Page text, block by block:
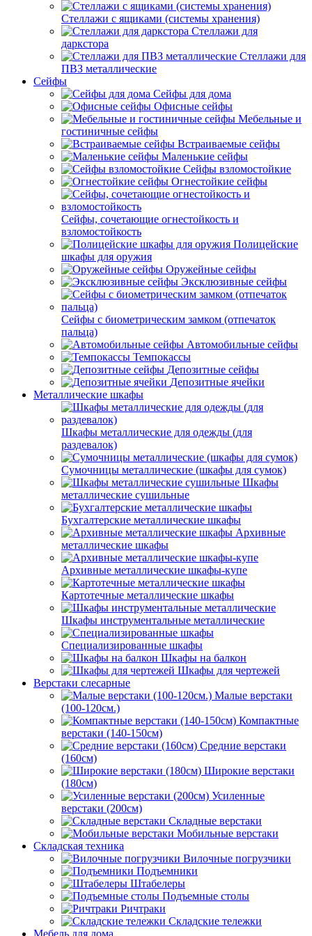
Стеллажи с ящиками (системы хранения)
Стеллажи для
даркстора
Стеллажи для
ПВЗ металлические
Сейфы
Сейфы для дома
Офисные сейфы
Мебельные и
гостиничные сейфы
Встраиваемые сейфы
Маленькие сейфы
Сейфы взломостойкие
Огнестойкие сейфы
Сейфы, сочетающие огнестойкость и
взломостойкость
Полицейские
шкафы для оружия
Оружейные сейфы
Эксклюзивные сейфы
Сейфы с биометрическим замком (отпечаток
пальца)
Автомобильные сейфы
Темпокассы
Депозитные сейфы
Депозитные ячейки
Металлические шкафы
Шкафы металлические для одежды (для
раздевалок)
Сумочницы металлические (шкафы для сумок)
Шкафы
металлические сушильные
Бухгалтерские металлические шкафы
Архивные
металлические шкафы
Архивные металлические шкафы-купе
Картотечные металлические шкафы
Шкафы инструментальные металлические
Специализированные шкафы
Шкафы на балкон
Шкафы для чертежей
Верстаки слесарные
Малые верстаки
(100-120см.)
Компактные
верстаки (140-150см)
Средние верстаки
(160см)
Широкие верстаки
(180см)
Усиленные
верстаки (200см)
Складные верстаки
Мобильные верстаки
Складская техника
Вилочные погрузчики
Подъемники
Штабелеры
Подъемные столы
Ричтраки
Складские тележки
Мебель для дома